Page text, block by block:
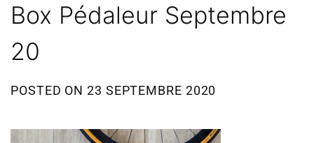
Box Pédaleur Septembre
20
POSTED ON23 SEPTEMBRE 2020